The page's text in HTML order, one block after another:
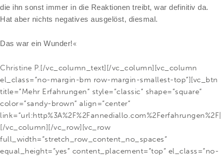
die ihn sonst immer in die Reaktionen treibt, war definitiv da.
Hat aber nichts negatives ausgelöst, diesmal.
Das war ein Wunder!«
Christine P.[/vc_column_text][/vc_column][vc_column
el_class=“no-margin-bm row-margin-smallest-top“][vc_btn
title=“Mehr Erfahrungen“ style=“classic“ shape=“square“
color=“sandy-brown“ align=“center“
[/vc_column][/vc_row][vc_row
full_width=“stretch_row_content_no_spaces“
equal_height=“yes“ content_placement=“top“ el_class=“no-